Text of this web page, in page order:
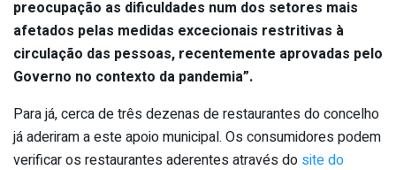
preocupação as dificuldades num dos setores mais
afetados pelas medidas excecionais restritivas à
circulação das pessoas, recentemente aprovadas pelo
Governo no contexto da pandemia”.
Para já, cerca de três dezenas de restaurantes do concelho
já aderiram a este apoio municipal. Os consumidores podem
verificar os restaurantes aderentes através do site do